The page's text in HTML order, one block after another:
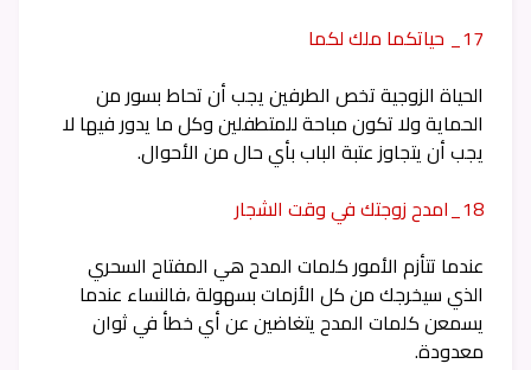
17_ حياتكما ملك لكما
الحياة الزوجية تخص الطرفين يجب أن تحاط بسور من
الحماية ولا تكون مباحة للمتطفلين وكل ما يدور فيها لا
يجب أن يتجاوز عتبة الباب بأي حال من الأحوال.
18_امدح زوجتك في وقت الشجار
عندما تتأزم الأمور كلمات المدح هي المفتاح السحري
الذي سيخرجك من كل الأزمات بسهولة ،فالنساء عندما
يسمعن كلمات المدح يتغاضين عن أي خطأ في ثوان
معدودة.